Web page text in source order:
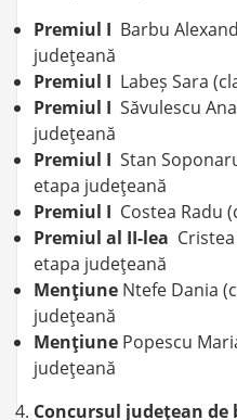
Premiul I Barbu
judeţeană
Premiul I Labeș Sara
Premiul I Săvulescu
judeţeană
Premiul I Stan
etapa judeţeană
Premiul I Costea Radu
Premiul al II-lea
etapa judeţeană
Menţiune Ntefe Dania
judeţeană
Menţiune Popescu
judeţeană
Concursul judeţean de